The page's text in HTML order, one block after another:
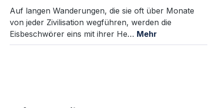
Auf langen Wanderungen, die sie oft über Monate
von jeder Zivilisation wegführen, werden die
Eisbeschwörer eins mit ihrer He… Mehr